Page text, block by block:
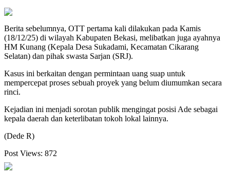
Berita sebelumnya, OTT pertama kali dilakukan pada Kamis
(18/12/25) di wilayah Kabupaten Bekasi, melibatkan juga ayahnya
HM Kunang (Kepala Desa Sukadami, Kecamatan Cikarang
Selatan) dan pihak swasta Sarjan (SRJ).
Kasus ini berkaitan dengan permintaan uang suap untuk
mempercepat proses sebuah proyek yang belum diumumkan secara
rinci.
Kejadian ini menjadi sorotan publik mengingat posisi Ade sebagai
kepala daerah dan keterlibatan tokoh lokal lainnya.
(Dede R)
Post Views: 872